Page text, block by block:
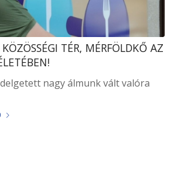
TÉR, MÉRFÖLDKŐ AZ
nagy álmunk vált valóra